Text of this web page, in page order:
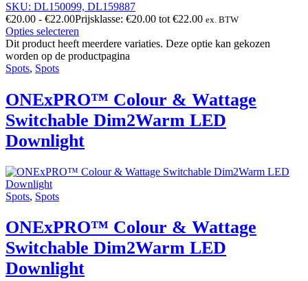
SKU: DL150099, DL159887
€20.00 - €22.00Prijsklasse: €20.00 tot €22.00 ex. BTW
Opties selecteren
Dit product heeft meerdere variaties. Deze optie kan gekozen
worden op de productpagina
Spots, Spots
ONExPRO™ Colour & Wattage
Switchable Dim2Warm LED
Downlight
Spots, Spots
ONExPRO™ Colour & Wattage
Switchable Dim2Warm LED
Downlight